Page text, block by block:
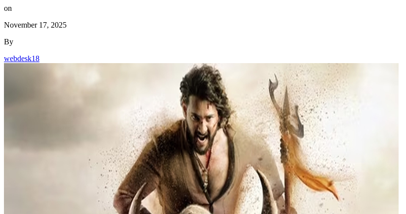
on
November 17, 2025
By
webdesk18